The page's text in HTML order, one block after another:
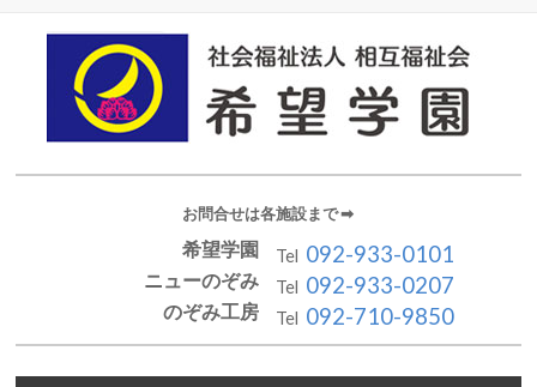
お問合せは各施設まで ➡︎
希望学園Tel 092-933-0101
ニューのぞみTel 092-933-0207
のぞみ工房Tel 092-710-9850